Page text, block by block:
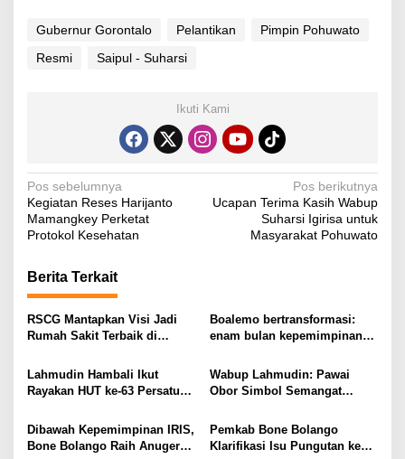
Gubernur Gorontalo Pelantikan
Pimpin Pohuwato
Resmi
Saipul - Suharsi
Ikuti Kami
N
a
v
i
g
a
s
i
p
o
s
Pos sebelumnya
Kegiatan Reses Harijanto
Mamangkey Perketat
Protokol Kesehatan
Pos berikutnya
Ucapan Terima Kasih Wabup
Suharsi Igirisa untuk
Masyarakat Pohuwato
Berita Terkait
RSCG Mantapkan Visi Jadi
Rumah Sakit Terbaik di
Boalemo bertransformasi:
enam bulan kepemimpinan
program strategis presiden
Prabowo
Lahmudin Hambali Ikut
Rayakan HUT ke-63 Persatuan
Indonesia
Wabup Lahmudin: Pawai
Obor Simbol Semangat
Dibawah Kepemimpinan IRIS,
Bone Bolango Raih Anugerah
Pemkab Bone Bolango
Klarifikasi Isu Pungutan ke